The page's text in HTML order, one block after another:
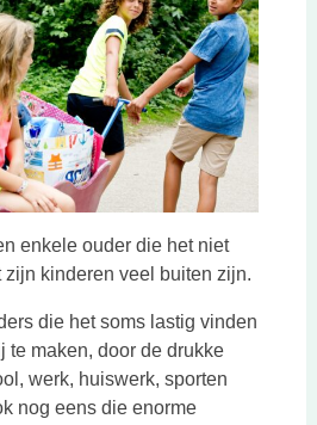
enkele ouder die het niet
zijn kinderen veel buiten zijn.
die het soms lastig vinden
te maken, door de drukke
werk, huiswerk, sporten
nog eens die enorme